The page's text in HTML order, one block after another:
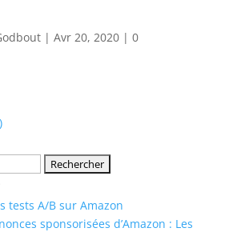
| Avr 20, 2020| 0
)
tests A/B sur Amazon
sponsorisées d’Amazon : Les